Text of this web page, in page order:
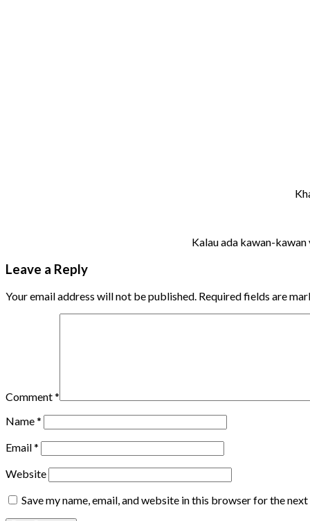
Kalau ada kawan-
Leave a Reply
Your email address will not be published. Required fields are
Comment*
Name*
Email*
Website
Save my name, email, and website in this browser for the